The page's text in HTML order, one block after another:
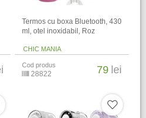
Termos cu boxa Bluetooth, 430
ml, otel inoxidabil, Roz
CHIC MANIA
Cod produs
28822 79 lei